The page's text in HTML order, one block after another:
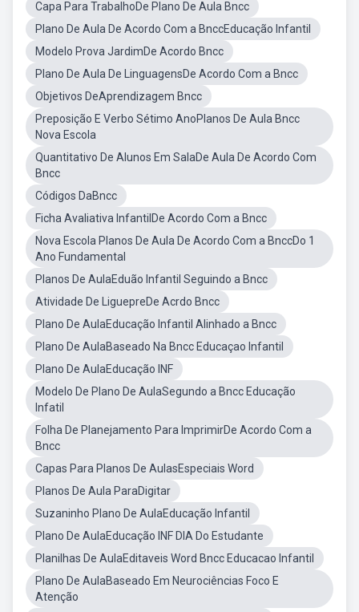
Capa Para TrabalhoDe Plano De Aula Bncc
Plano De Aula De Acordo Com a BnccEducação Infantil
Modelo Prova JardimDe Acordo Bncc
Plano De Aula De LinguagensDe Acordo Com a Bncc
Objetivos DeAprendizagem Bncc
Preposição E Verbo Sétimo AnoPlanos De Aula Bncc
Nova Escola
Quantitativo De Alunos Em SalaDe Aula De Acordo Com
Bncc
Códigos DaBncc
Ficha Avaliativa InfantilDe Acordo Com a Bncc
Nova Escola Planos De Aula De Acordo Com a BnccDo 1
Ano Fundamental
Planos De AulaEduão Infantil Seguindo a Bncc
Atividade De LiguepreDe Acrdo Bncc
Plano De AulaEducação Infantil Alinhado a Bncc
Plano De AulaBaseado Na Bncc Educaçao Infantil
Plano De AulaEducação INF
Modelo De Plano De AulaSegundo a Bncc Educação
Infatil
Folha De Planejamento Para ImprimirDe Acordo Com a
Bncc
Capas Para Planos De AulasEspeciais Word
Planos De Aula ParaDigitar
Suzaninho Plano De AulaEducação Infantil
Plano De AulaEducação INF DIA Do Estudante
Planilhas De AulaEditaveis Word Bncc Educacao Infantil
Plano De AulaBaseado Em Neurociências Foco E
Atenção